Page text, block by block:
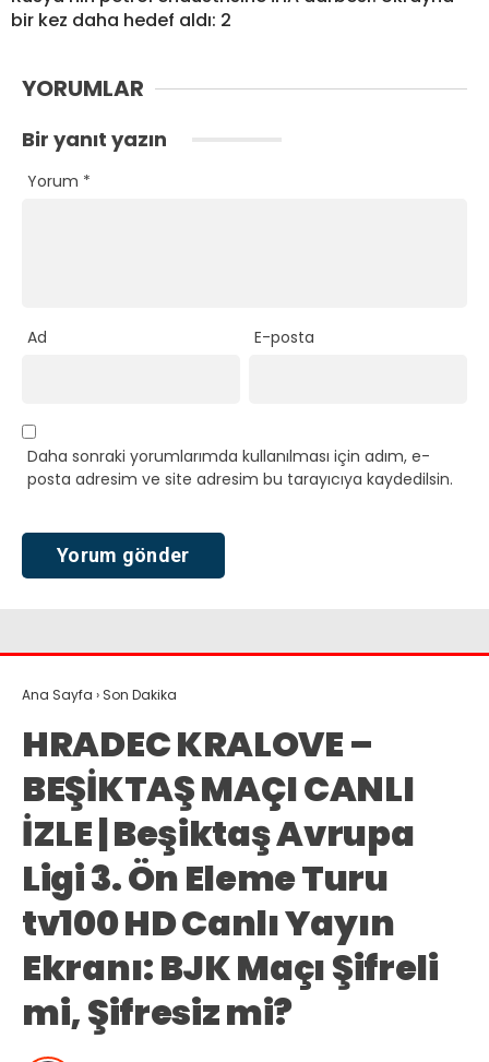
bir kez daha hedef aldı: 2
YORUMLAR
Bir yanıt yazın
Yorum *
Ad E-posta
Daha sonraki yorumlarımda kullanılması için adım, e-
posta adresim ve site adresim bu tarayıcıya kaydedilsin.
Ana Sayfa › Son Dakika
HRADEC KRALOVE –
BEŞİKTAŞ MAÇI CANLI
İZLE | Beşiktaş Avrupa
Ligi 3. Ön Eleme Turu
tv100 HD Canlı Yayın
Ekranı: BJK Maçı Şifreli
mi, Şifresiz mi?